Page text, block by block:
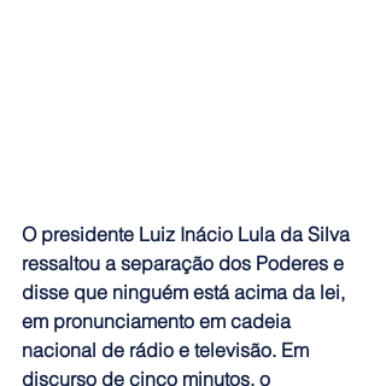
O presidente Luiz Inácio Lula da Silva
ressaltou a separação dos Poderes e
disse que ninguém está acima da lei,
em pronunciamento em cadeia
nacional de rádio e televisão. Em
discurso de cinco minutos, o